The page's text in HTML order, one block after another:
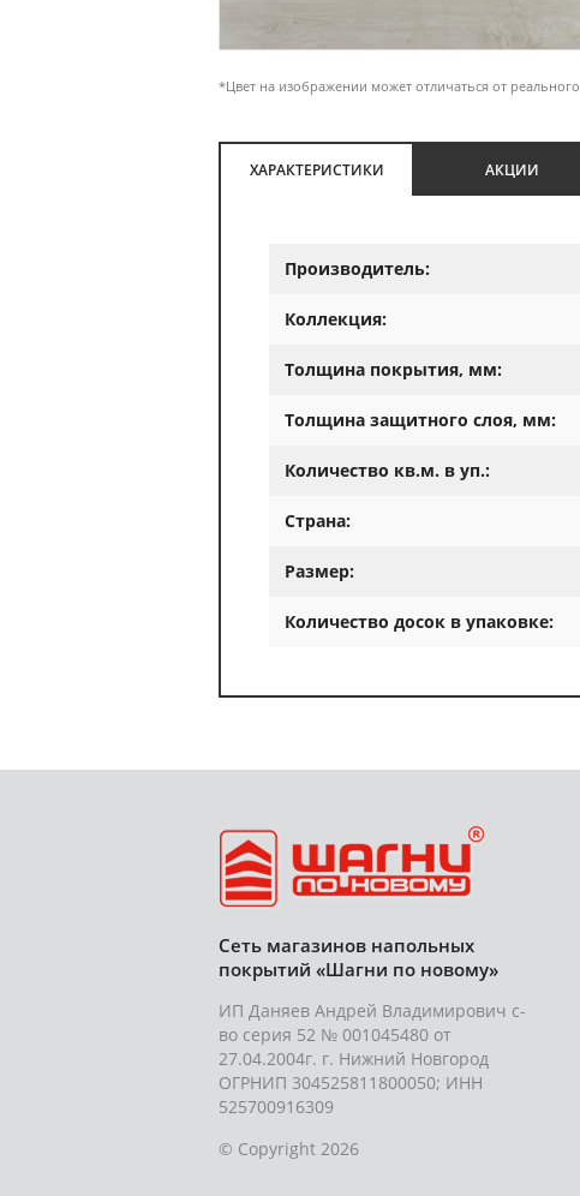
*Цвет на изображении может отличаться от реального
ХАРАКТЕРИСТИКИ АКЦИИ
Производитель:
Коллекция:
Толщина покрытия, мм:
Толщина защитного слоя, мм:
Количество кв.м. в уп.:
Страна:
Размер:
Количество досок в упаковке:
Сеть магазинов напольных
покрытий «Шагни по новому»
ИП Даняев Андрей Владимирович с-
во серия 52 № 001045480 от
27.04.2004г. г. Нижний Новгород
ОГРНИП 304525811800050; ИНН
525700916309
© Copyright 2026